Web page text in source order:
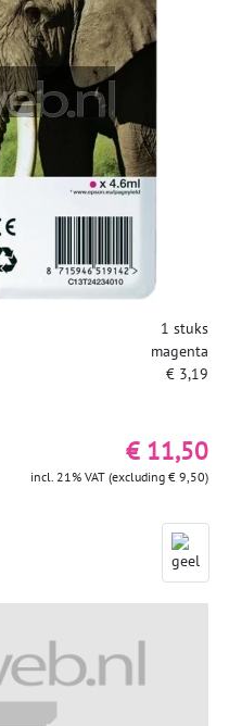
1 stuks
magenta
€ 3,19
€ 11,50
incl. 21% VAT (excluding € 9,50)